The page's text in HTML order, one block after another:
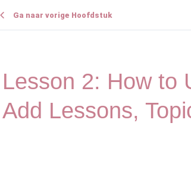
Ga naar vorige Hoofdstuk
Lesson 2: How to
Add Lessons,